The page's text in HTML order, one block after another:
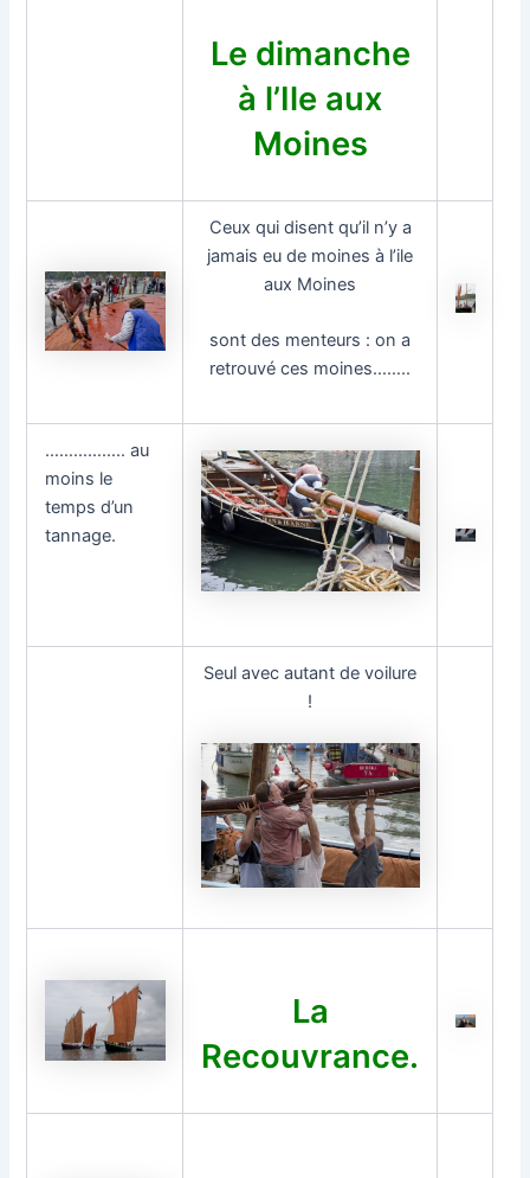
Le dimanche
à l’Ile aux
Moines
Ceux qui disent qu’il n’y a
jamais eu de moines à l’ile
aux Moines
sont des menteurs : on a
retrouvé ces moines……..
…………….. au
moins le
temps d’un
tannage.
Seul avec autant de voilure
!
La
Recouvrance.